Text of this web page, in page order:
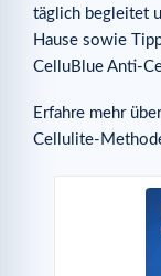
täglich begleitet
Hause sowie
CelluBlue Anti-
Erfahre mehr
Cellulite-